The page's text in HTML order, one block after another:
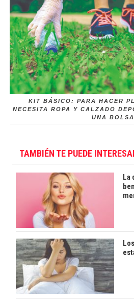
KIT BÁSICO: PARA HACER
NECESITA ROPA Y CALZADO
UNA
TAMBIÉN TE PUEDE
La